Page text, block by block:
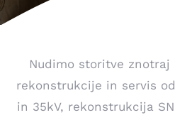
Nudimo storitve znotraj
rekonstrukcije in servis
in 35kV, rekonstrukcija